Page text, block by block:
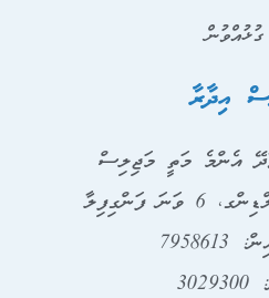
ގުޅުއްވުން
އިދާރާ
އެންމެ މަތީ މަޖިލިސް
ފަންގިފިލާ